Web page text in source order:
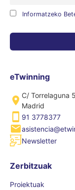
Informatzeko
eTwinning
C/ Torrelaguna
Madrid
91 3778377
Newsletter
Zerbitzuak
Proiektuak